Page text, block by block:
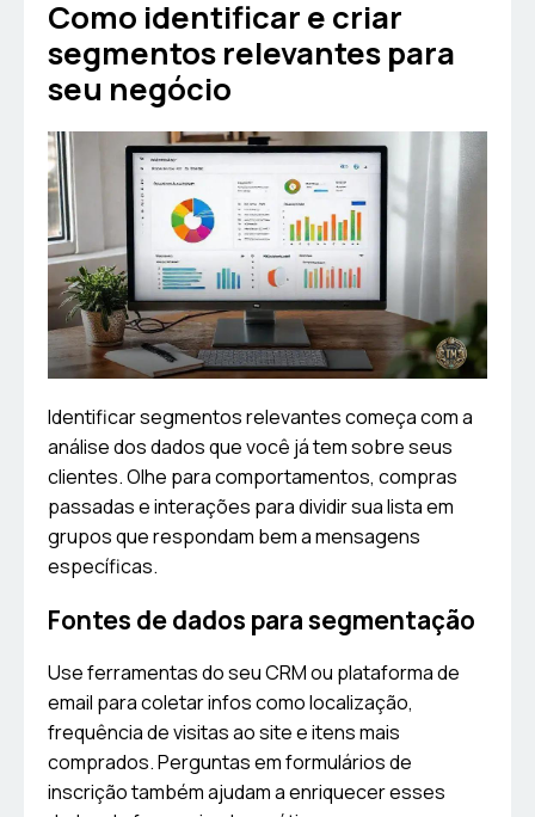
Como identificar e criar
segmentos relevantes para
seu negócio
Identificar segmentos relevantes começa com a
análise dos dados que você já tem sobre seus
clientes. Olhe para comportamentos, compras
passadas e interações para dividir sua lista em
grupos que respondam bem a mensagens
específicas.
Fontes de dados para segmentação
Use ferramentas do seu CRM ou plataforma de
email para coletar infos como localização,
frequência de visitas ao site e itens mais
comprados. Perguntas em formulários de
inscrição também ajudam a enriquecer esses